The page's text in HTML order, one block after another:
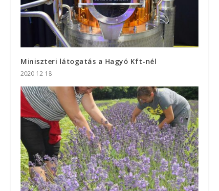
Miniszteri látogatás a Hagyó Kft-nél
2020-12-18